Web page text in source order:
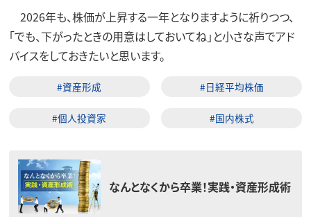
2026年も、株価が上昇する一年となりますように祈りつつ、
「でも、下がったときの用意はしておいてね」と小さな声でアド
バイスをしておきたいと思います。
#資産形成 #日経平均株価
#個人投資家 #国内株式
なんとなくから卒業！実践・資産形成術